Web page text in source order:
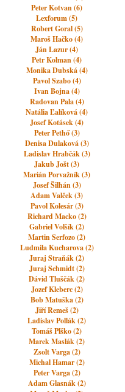
Peter Kotvan (6)
Lexforum (5)
Robert Goral (5)
Maroš Hačko (4)
Ján Lazur (4)
Petr Kolman (4)
Monika Dubská (4)
Pavol Szabo (4)
Ivan Bojna (4)
Radovan Pala (4)
Natália Ľalíková (4)
Josef Kotásek (4)
Peter Pethő (3)
Denisa Dulaková (3)
Ladislav Hrabčák (3)
Jakub Jošt (3)
Marián Porvažník (3)
Josef Šilhán (3)
Adam Valček (3)
Pavol Kolesár (3)
Richard Macko (2)
Gabriel Volšík (2)
Martin Serfozo (2)
Ludmila Kucharova (2)
Juraj Straňák (2)
Juraj Schmidt (2)
Dávid Tluščák (2)
Jozef Kleberc (2)
Bob Matuška (2)
Jiří Remeš (2)
Ladislav Pollák (2)
Tomáš Plško (2)
Marek Maslák (2)
Zsolt Varga (2)
Michal Hamar (2)
Peter Varga (2)
Adam Glasnák (2)